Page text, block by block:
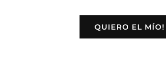
QUIERO EL MÍO!